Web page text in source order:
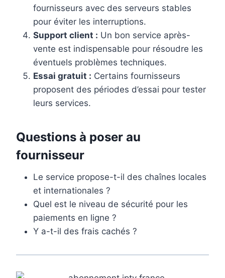
fournisseurs avec des serveurs stables
pour éviter les interruptions.
Support client : Un bon service après-
vente est indispensable pour résoudre les
éventuels problèmes techniques.
Essai gratuit : Certains fournisseurs
proposent des périodes d’essai pour tester
leurs services.
Questions à poser au
fournisseur
Le service propose-t-il des chaînes locales
et internationales ?
Quel est le niveau de sécurité pour les
paiements en ligne ?
Y a-t-il des frais cachés ?